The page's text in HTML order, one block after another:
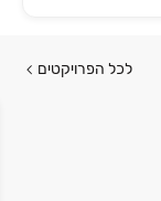
לכל הפרויקטים